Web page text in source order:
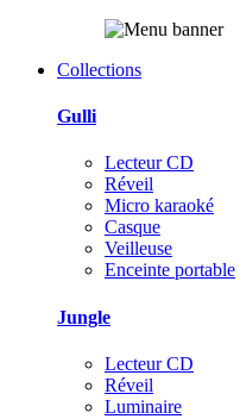
Collections
Gulli
Lecteur CD
Réveil
Micro karaoké
Casque
Veilleuse
Enceinte portable
Jungle
Lecteur CD
Réveil
Luminaire